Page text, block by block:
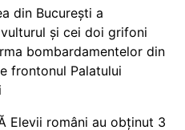
din București a
și cei doi grifoni
bombardamentelor din
frontonul Palatului
Elevii români au obținut 3